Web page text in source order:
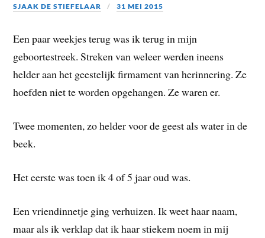
SJAAK DE STIEFELAAR 31 MEI 2015
Een paar weekjes terug was ik terug in mijn
geboortestreek. Streken van weleer werden ineens
helder aan het geestelijk firmament van herinnering. Ze
hoefden niet te worden opgehangen. Ze waren er.
Twee momenten, zo helder voor de geest als water in de
beek.
Het eerste was toen ik 4 of 5 jaar oud was.
Een vriendinnetje ging verhuizen. Ik weet haar naam,
maar als ik verklap dat ik haar stiekem noem in mij